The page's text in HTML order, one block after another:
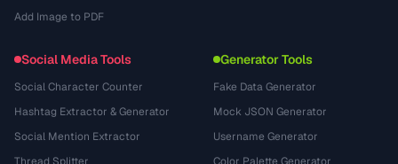
Add Image to PDF
Social Media Tools
Social Character Counter
Hashtag Extractor & Generator
Social Mention Extractor
Generator Tools
Fake Data Generator
Mock JSON Generator
Username Generator